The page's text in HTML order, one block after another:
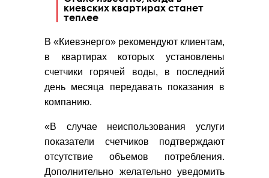
киевских квартирах станет
теплее
В «Киевэнерго» рекомендуют клиентам,
в квартирах которых установлены
счетчики горячей воды, в последний
день месяца передавать показания в
компанию.
«В случае неиспользования услуги
показатели счетчиков подтверждают
отсутствие объемов потребления.
Дополнительно желательно уведомить